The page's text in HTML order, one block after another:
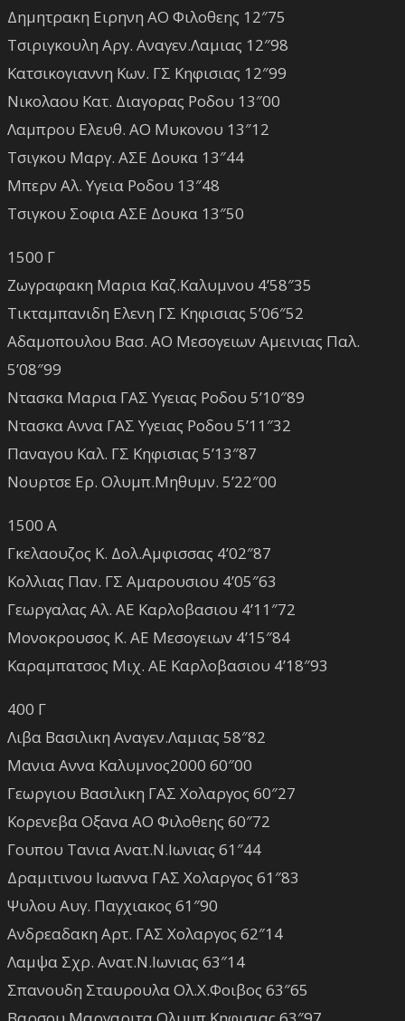
Δημητρακη Ειρηνη ΑΟ Φιλοθεης 12″75
Τσιριγκουλη Αργ. Αναγεν.Λαμιας 12″98
Κατσικογιαννη Κων. ΓΣ Κηφισιας 12″99
Νικολαου Κατ. Διαγορας Ροδου 13″00
Λαμπρου Ελευθ. ΑΟ Μυκονου 13″12
Τσιγκου Μαργ. ΑΣΕ Δουκα 13″44
Μπερν Αλ. Υγεια Ροδου 13″48
Τσιγκου Σοφια ΑΣΕ Δουκα 13″50
1500 Γ
Ζωγραφακη Μαρια Καζ.Καλυμνου 4’58″35
Τικταμπανιδη Ελενη ΓΣ Κηφισιας 5’06″52
Αδαμοπουλου Βασ. ΑΟ Μεσογειων Αμεινιας Παλ.
5’08″99
Ντασκα Μαρια ΓΑΣ Υγειας Ροδου 5’10″89
Ντασκα Αννα ΓΑΣ Υγειας Ροδου 5’11″32
Παναγου Καλ. ΓΣ Κηφισιας 5’13″87
Νουρτσε Ερ. Ολυμπ.Μηθυμν. 5’22″00
1500 Α
Γκελαουζος Κ. Δολ.Αμφισσας 4’02″87
Κολλιας Παν. ΓΣ Αμαρουσιου 4’05″63
Γεωργαλας Αλ. ΑΕ Καρλοβασιου 4’11″72
Μονοκρουσος Κ. ΑΕ Μεσογειων 4’15″84
Καραμπατσος Μιχ. ΑΕ Καρλοβασιου 4’18″93
400 Γ
Λιβα Βασιλικη Αναγεν.Λαμιας 58″82
Μανια Αννα Καλυμνος2000 60″00
Γεωργιου Βασιλικη ΓΑΣ Χολαργος 60″27
Κορενεβα Οξανα ΑΟ Φιλοθεης 60″72
Γουπου Τανια Ανατ.Ν.Ιωνιας 61″44
Δραμιτινου Ιωαννα ΓΑΣ Χολαργος 61″83
Ψυλου Αυγ. Παγχιακος 61″90
Ανδρεαδακη Αρτ. ΓΑΣ Χολαργος 62″14
Λαμψα Σχρ. Ανατ.Ν.Ιωνιας 63″14
Σπανουδη Σταυρουλα Ολ.Χ.Φοιβος 63″65